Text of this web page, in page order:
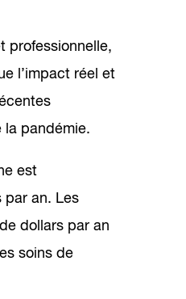
professionnelle,
l’impact réel et
la pandémie.
est
par an. Les
dollars par an
soins de